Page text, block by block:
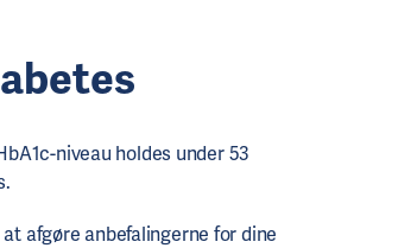
niveau holdes under 53
afgøre anbefalingerne for dine